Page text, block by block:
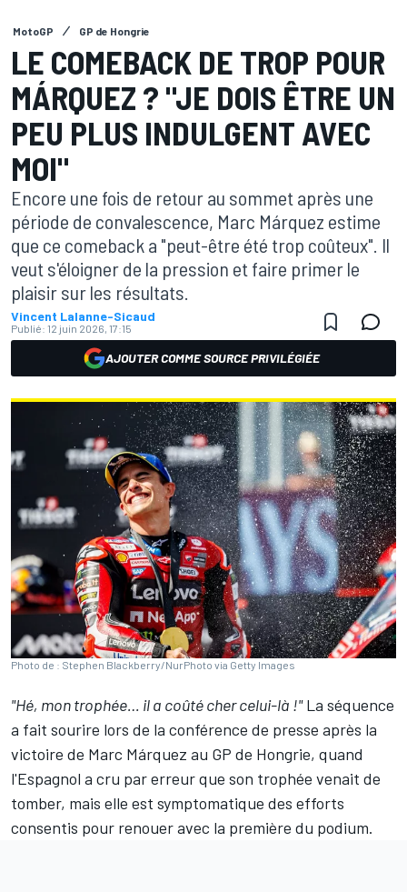
MotoGP GP de Hongrie
LE COMEBACK DE TROP POUR
MÁRQUEZ ? "JE DOIS ÊTRE UN
PEU PLUS INDULGENT AVEC
MOI"
Encore une fois de retour au sommet après une
période de convalescence, Marc Márquez estime
que ce comeback a "peut-être été trop coûteux". Il
veut s'éloigner de la pression et faire primer le
plaisir sur les résultats.
Vincent Lalanne-Sicaud
Publié: 12 juin 2026, 17:15
AJOUTER COMME SOURCE PRIVILÉGIÉE
Photo de : Stephen Blackberry/NurPhoto via Getty Images
"Hé, mon trophée… il a coûté cher celui-là !"La séquence
a fait sourire lors de la conférence de presse après la
victoire de Marc Márquez au GP de Hongrie, quand
l'Espagnol a cru par erreur que son trophée venait de
tomber, mais elle est symptomatique des efforts
consentis pour renouer avec la première du podium.